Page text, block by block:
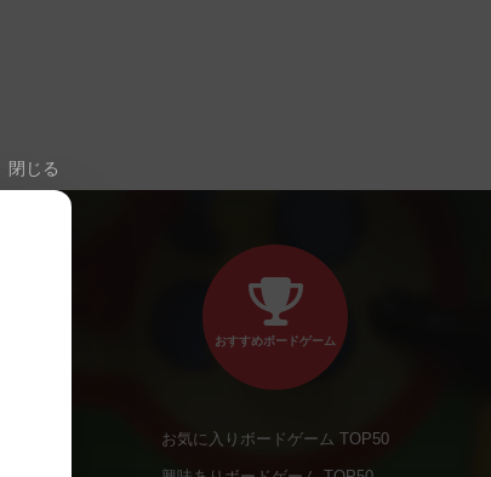
閉じる
おすすめボードゲーム
お気に入りボードゲーム TOP50